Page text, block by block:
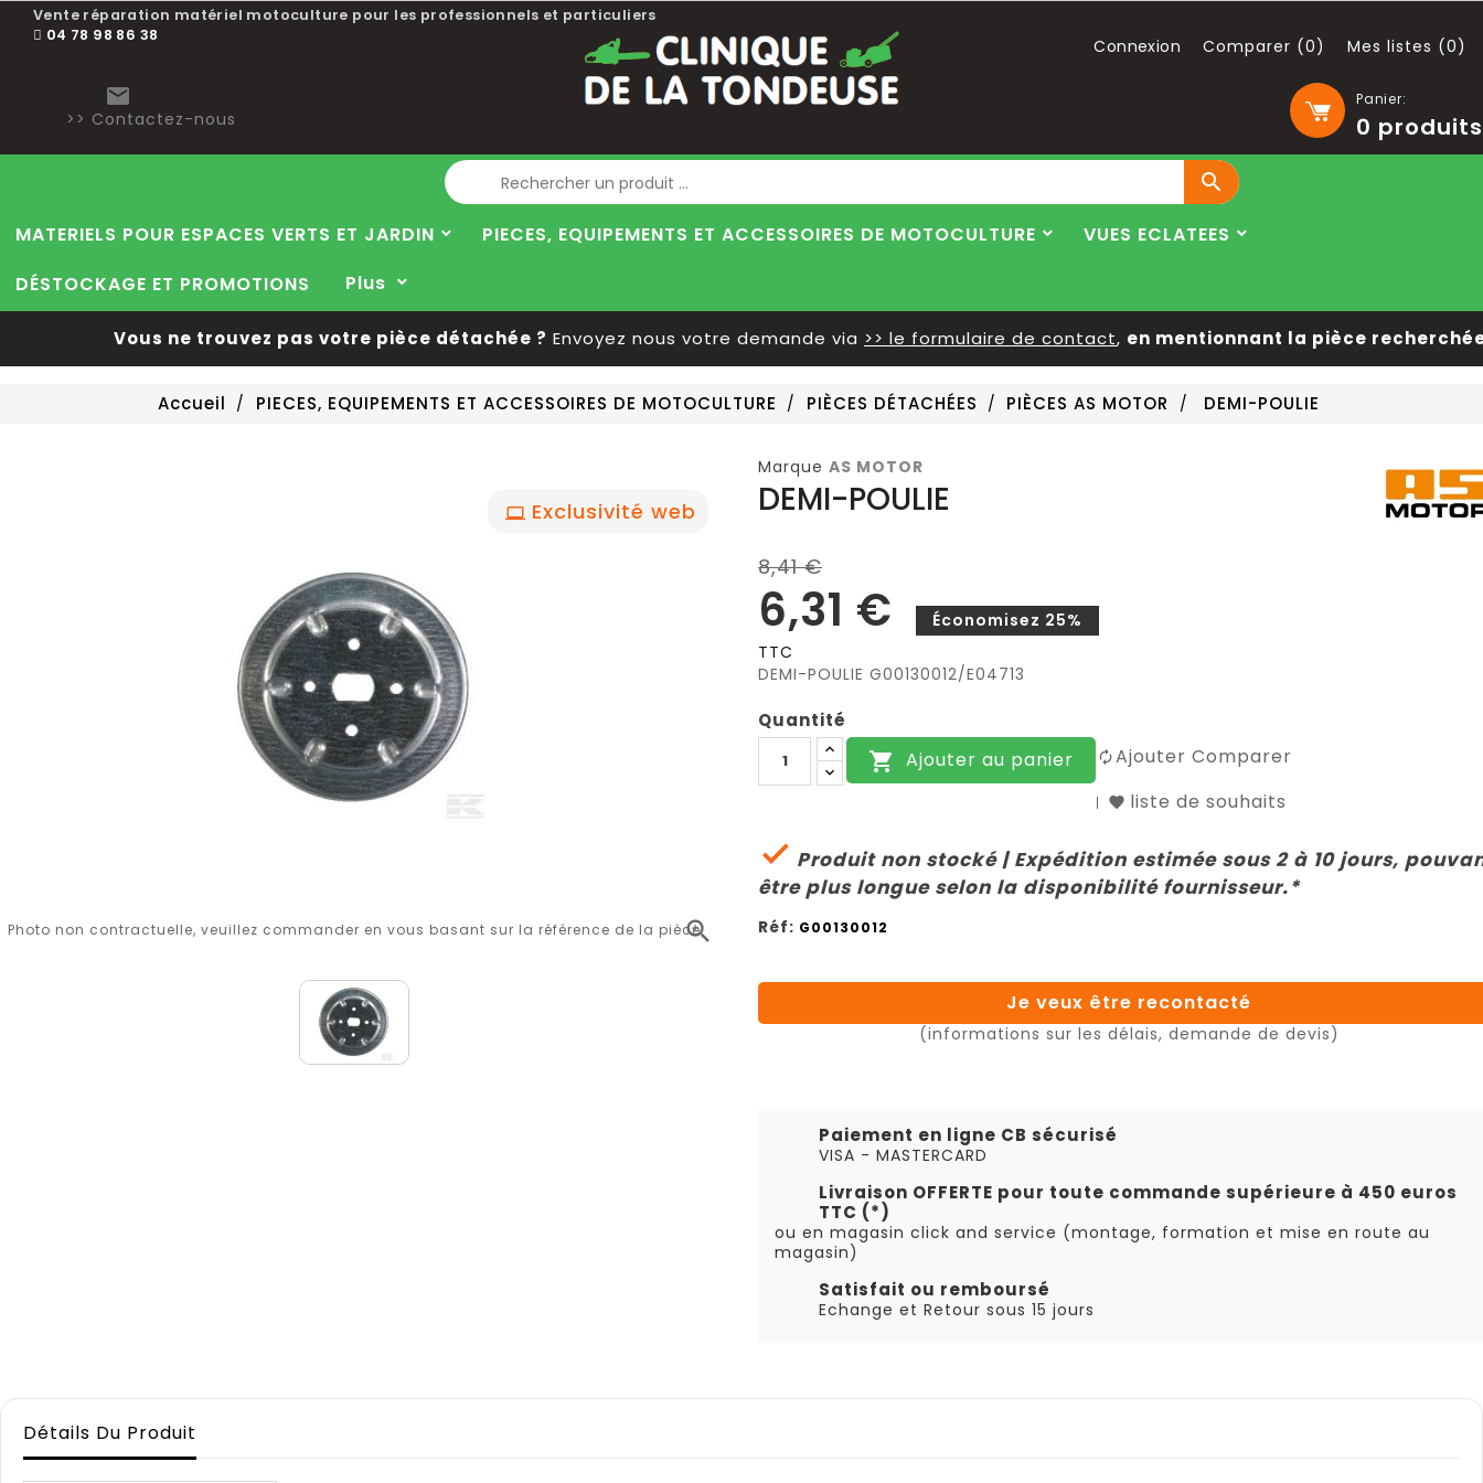
Vente réparation matériel motoculture pour les professionnels et particuliers
04 78 98 86 38
Panier:
0 produits

>> Contactez-nous
Connexion Comparer (0) Mes listes (0)
Blog

MATERIELS POUR ESPACES VERTS ET JARDIN PIECES, EQUIPEMENTS ET ACCESSOIRES DE MOTOCULTURE
VUES ECLATEES
DÉSTOCKAGE ET PROMOTIONS
Plus
Vous ne trouvez pas votre pièce détachée ?Envoyez nous votre demande via>> le formulaire de contact,en mentionnant la pièce recherchée,
Accueil PIECES, EQUIPEMENTS ET ACCESSOIRES DE MOTOCULTURE PIÈCES DÉTACHÉES PIÈCES AS MOTOR DEMI-POULIE
Exclusivité web

Photo non contractuelle, veuillez commander en vous basant sur la référence de la pièce
Marque AS MOTOR
DEMI-POULIE
8,41 €
6,31 €
Économisez 25%
TTC
DEMI-POULIE G00130012/E04713
Quantité
 Ajouter au panier
Ajouter Comparer
liste de souhaits
 Produit non stocké | Expédition estimée sous 2 à 10 jours,
être plus longue selon la disponibilité fournisseur.*
Réf: G00130012
Je veux être recontacté
(informations sur les délais, demande de devis)
Paiement en ligne CB sécurisé
VISA - MASTERCARD
Livraison OFFERTE pour toute commande supérieure à 450 euros
TTC (*)
ou en magasin click and service (montage, formation et mise en route au
magasin)
Satisfait ou remboursé
Echange et Retour sous 15 jours
Détails Du Produit